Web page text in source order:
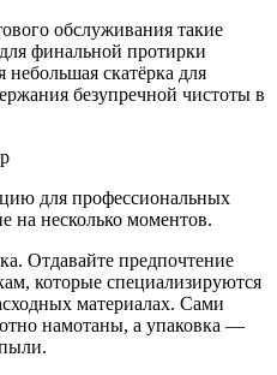
обслуживания такие
финальной протирки
небольшая скатёрка для
безупречной чистоты в
для профессиональных
на несколько моментов.
Отдавайте предпочтение
которые специализируются
материалах. Сами
намотаны, а упаковка —